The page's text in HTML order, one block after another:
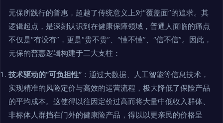
元保所践行的普惠，超越了传统意义上对“覆盖面”的追求。其
逻辑起点，是深刻认识到在健康保障领域，普通人面临的痛点
不仅是“有没有”，更是“贵不贵”、“懂不懂”、“信不信”。因此，
元保的普惠逻辑构建于三大支柱：
技术驱动的“可负担性” ：通过大数据、人工智能等信息技术，
实现精准的风险定价与高效的运营流程，极大降低了保险产品
的平均成本。这使得以往因定价过高而将大量中低收入群体、
非标体人群挡在门外的健康险产品，得以以更亲民的价格呈